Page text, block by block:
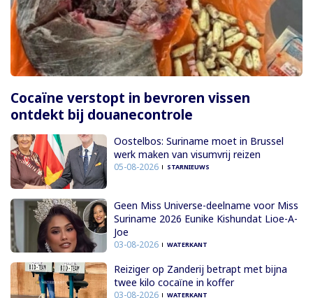
Cocaïne verstopt in bevroren vissen
ontdekt bij douanecontrole
Oostelbos: Suriname moet in Brussel
werk maken van visumvrij reizen
05-08-2026 STARNIEUWS
Geen Miss Universe-deelname voor Miss
Suriname 2026 Eunike Kishundat Lioe-A-
Joe
03-08-2026 WATERKANT
Reiziger op Zanderij betrapt met bijna
twee kilo cocaïne in koffer
03-08-2026 WATERKANT